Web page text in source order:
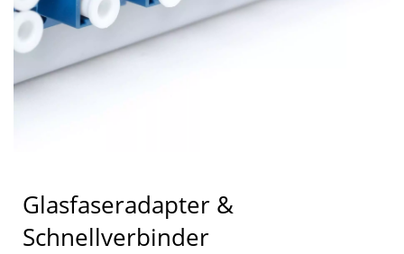
Glasfaseradapter &
Schnellverbinder